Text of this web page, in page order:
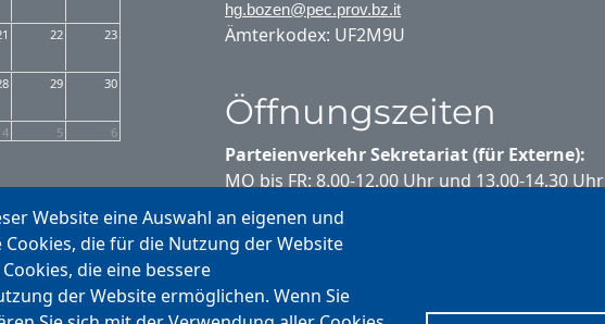
Website eine Auswahl an eigenen und
die für die Nutzung der Website
die eine bessere
der Website ermöglichen. Wenn Sie
22 23
29 30
4 5 6
hg.bozen@pec.prov.bz.it
Ämterkodex: UF2M9U
Öffnungszeiten
Parteienverkehr Sekretariat (für Externe):
MO bis FR: 8.00-12.00 Uhr und 13.00-14.30 Uhr
Parteienverkehr Sekretariat (für
Schülerinnen und Schüler):
MO bis DO: 13.00-14.00 Uhr